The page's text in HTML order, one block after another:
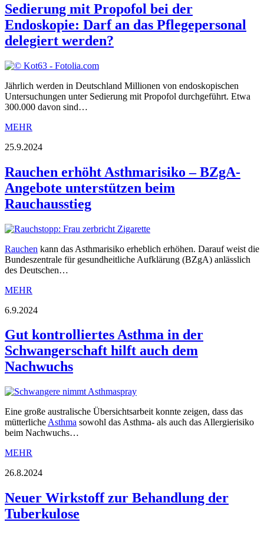
Sedierung mit Propofol bei der
Endoskopie: Darf an das Pflegepersonal
delegiert werden?
Jährlich werden in Deutschland Millionen von endoskopischen
Untersuchungen unter Sedierung mit Propofol durchgeführt. Etwa
300.000 davon sind…
MEHR
25.9.2024
Rauchen erhöht Asthmarisiko – BZgA-
Angebote unterstützen beim
Rauchausstieg
Rauchen kann das Asthmarisiko erheblich erhöhen. Darauf weist die
Bundeszentrale für gesundheitliche Aufklärung (BZgA) anlässlich
des Deutschen…
MEHR
6.9.2024
Gut kontrolliertes Asthma in der
Schwangerschaft hilft auch dem
Nachwuchs
Eine große australische Übersichtsarbeit konnte zeigen, dass das
mütterliche Asthma sowohl das Asthma- als auch das Allergierisiko
beim Nachwuchs…
MEHR
26.8.2024
Neuer Wirkstoff zur Behandlung der
Tuberkulose